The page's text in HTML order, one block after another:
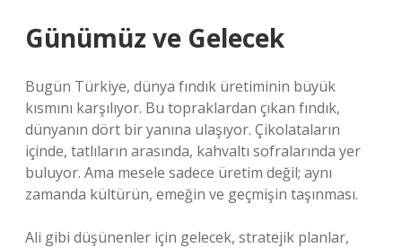
Günümüz ve Gelecek
Bugün Türkiye, dünya fındık üretiminin büyük
kısmını karşılıyor. Bu topraklardan çıkan fındık,
dünyanın dört bir yanına ulaşıyor. Çikolataların
içinde, tatlıların arasında, kahvaltı sofralarında yer
buluyor. Ama mesele sadece üretim değil; aynı
zamanda kültürün, emeğin ve geçmişin taşınması.
Ali gibi düşünenler için gelecek, stratejik planlar,